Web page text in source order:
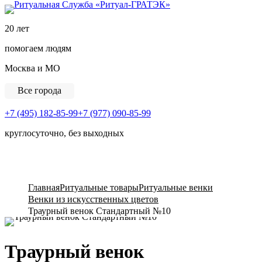
20 лет
помогаем людям
Москва и МО
Все города
+7 (495) 182-85-99+7 (977) 090-85-99
круглосуточно, без выходных
ГлавнаяРитуальные товарыРитуальные венки
Венки из искусственных цветов
Траурный венок Стандартный №10
Траурный венок